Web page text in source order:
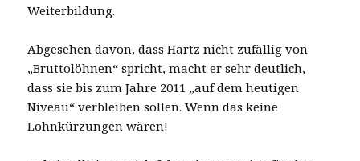
Weiterbildung.
Abgesehen davon, dass Hartz nicht zufällig von
„Bruttolöhnen“ spricht, macht er sehr deutlich,
dass sie bis zum Jahre 2011 „auf dem heutigen
Niveau“ verbleiben sollen. Wenn das keine
Lohnkürzungen wären!